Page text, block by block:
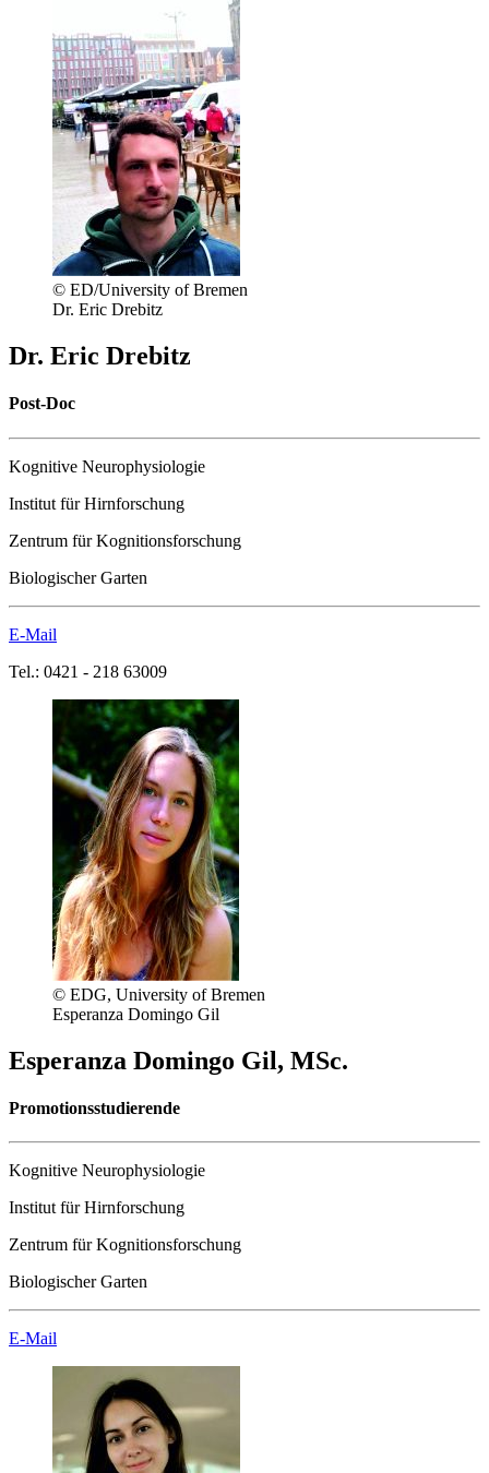
© ED/University of Bremen
Dr. Eric Drebitz
Dr. Eric Drebitz
Post-Doc
Kognitive Neurophysiologie
Institut für Hirnforschung
Zentrum für Kognitionsforschung
Biologischer Garten
E-Mail
Tel.: 0421 - 218 63009
© EDG, University of Bremen
Esperanza Domingo Gil
Esperanza Domingo Gil, MSc.
Promotionsstudierende
Kognitive Neurophysiologie
Institut für Hirnforschung
Zentrum für Kognitionsforschung
Biologischer Garten
E-Mail